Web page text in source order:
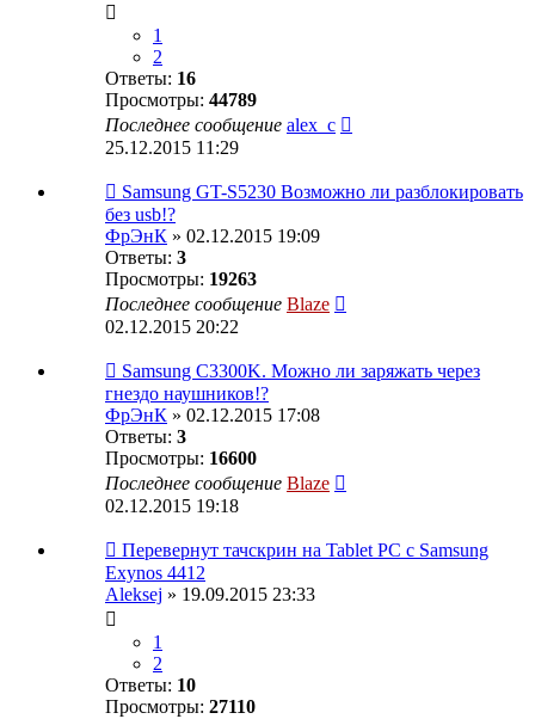
1
2
Ответы: 16
Просмотры: 44789
Последнее сообщение alex_c
25.12.2015 11:29
Samsung GT-S5230 Возможно ли разблокировать
без usb!?
ФрЭнК » 02.12.2015 19:09
Ответы: 3
Просмотры: 19263
Последнее сообщение Blaze
02.12.2015 20:22
Samsung C3300K. Можно ли заряжать через
гнездо наушников!?
ФрЭнК » 02.12.2015 17:08
Ответы: 3
Просмотры: 16600
Последнее сообщение Blaze
02.12.2015 19:18
Перевернут тачскрин на Tablet PC с Samsung
Exynos 4412
Aleksej » 19.09.2015 23:33
1
2
Ответы: 10
Просмотры: 27110